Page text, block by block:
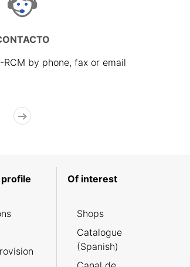
by phone, fax or email
Of interest
Shops
Catalogue
(Spanish)